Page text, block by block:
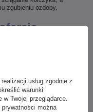
zgubieniu ozdoby.
z wyrazistym
wyborem. To
dodatki, które
i wybierz
charakter – w
dopasowanego
usług zgodnie z
warunki
w Twojej przeglądarce.
można